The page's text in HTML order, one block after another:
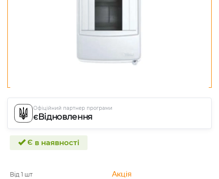
Офіційний партнер програми
єВідновлення
Є в наявності
Від 1 шт Акція
Акція